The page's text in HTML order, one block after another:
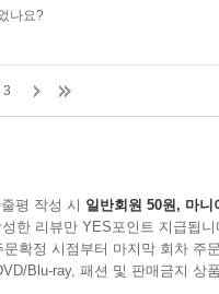
나요?
3
평 작성 시 일반회원 50원, 마니
한 리뷰만 YES포인트 지급됩니
확정 시점부터 마지막 회차 주
Blu-ray, 패션 및 판매금지 상